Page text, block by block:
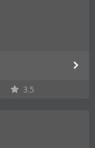
3.5